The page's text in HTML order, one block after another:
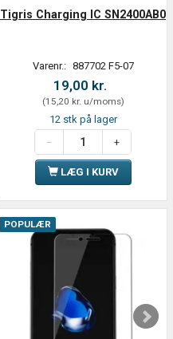
Tigris Charging IC SN2400AB0
Varenr.: 887702 F5-07
19,00 kr.
(15,20 kr. u/moms)
12 stk på lager
LÆG I KURV
POPULÆR